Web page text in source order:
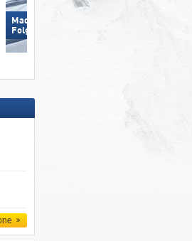
Madonna di Campiglio/​Pinzolo/​
Folgàrida/​Marilleva